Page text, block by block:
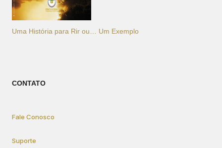
Uma História para Rir ou… Um Exemplo
CONTATO
Fale Conosco
Suporte